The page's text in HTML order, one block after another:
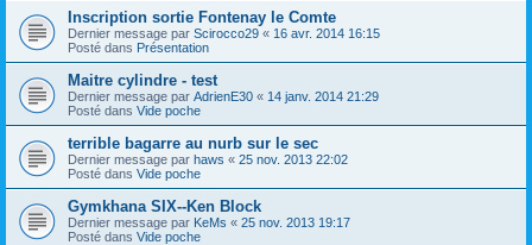
Inscription sortie Fontenay le Comte
Dernier message par Scirocco29 « 16 avr. 2014 16:15
Posté dans Présentation
Maitre cylindre - test
Dernier message par AdrienE30 « 14 janv. 2014 21:29
Posté dans Vide poche
terrible bagarre au nurb sur le sec
Dernier message par haws « 25 nov. 2013 22:02
Posté dans Vide poche
Gymkhana SIX--Ken Block
Dernier message par KeMs « 25 nov. 2013 19:17
Posté dans Vide poche